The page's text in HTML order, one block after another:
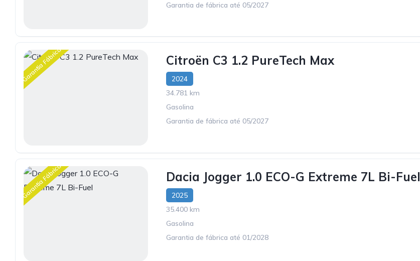
Garantia de fábrica até 05/2027
Garantia Fábrica Citroën C3 1.2 PureTech Max
2024
34.781 km
Gasolina
Garantia de fábrica até 05/2027
Garantia Fábrica Dacia Jogger 1.0 ECO-G Extreme 7L Bi-Fuel
2025
35.400 km
Gasolina
Garantia de fábrica até 01/2028